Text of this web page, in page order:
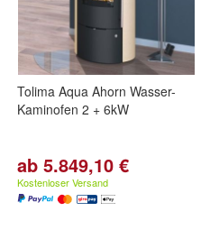
Tolima Aqua Ahorn Wasser-
Kaminofen 2 + 6kW
ab 5.849,10 €
Kostenloser Versand